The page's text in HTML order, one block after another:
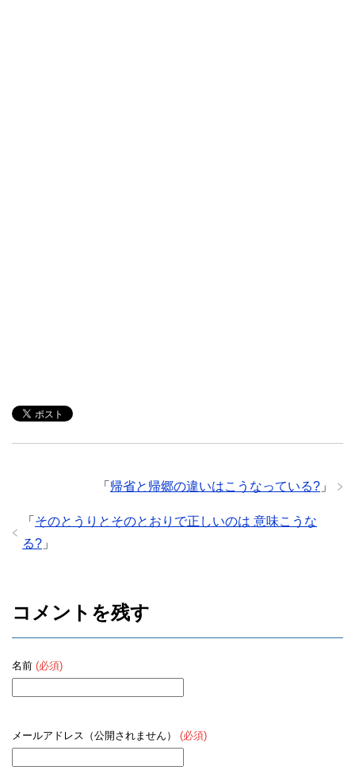
「 帰省と帰郷の違いはこうなっている? 」
「 そのとうりとそのとおりで正しいのは 意味こうな
る? 」
コメントを残す
名前 (必須)
メールアドレス（公開されません） (必須)